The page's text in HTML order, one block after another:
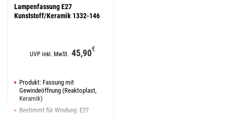
Lampenfassung E27
Kunststoff/Keramik 1332-146
UVP inkl. MwSt. 45,90€
Produkt: Fassung mit
Gewindeöffnung (Reaktoplast,
Keramik)
Bestimmt für Windung: E27